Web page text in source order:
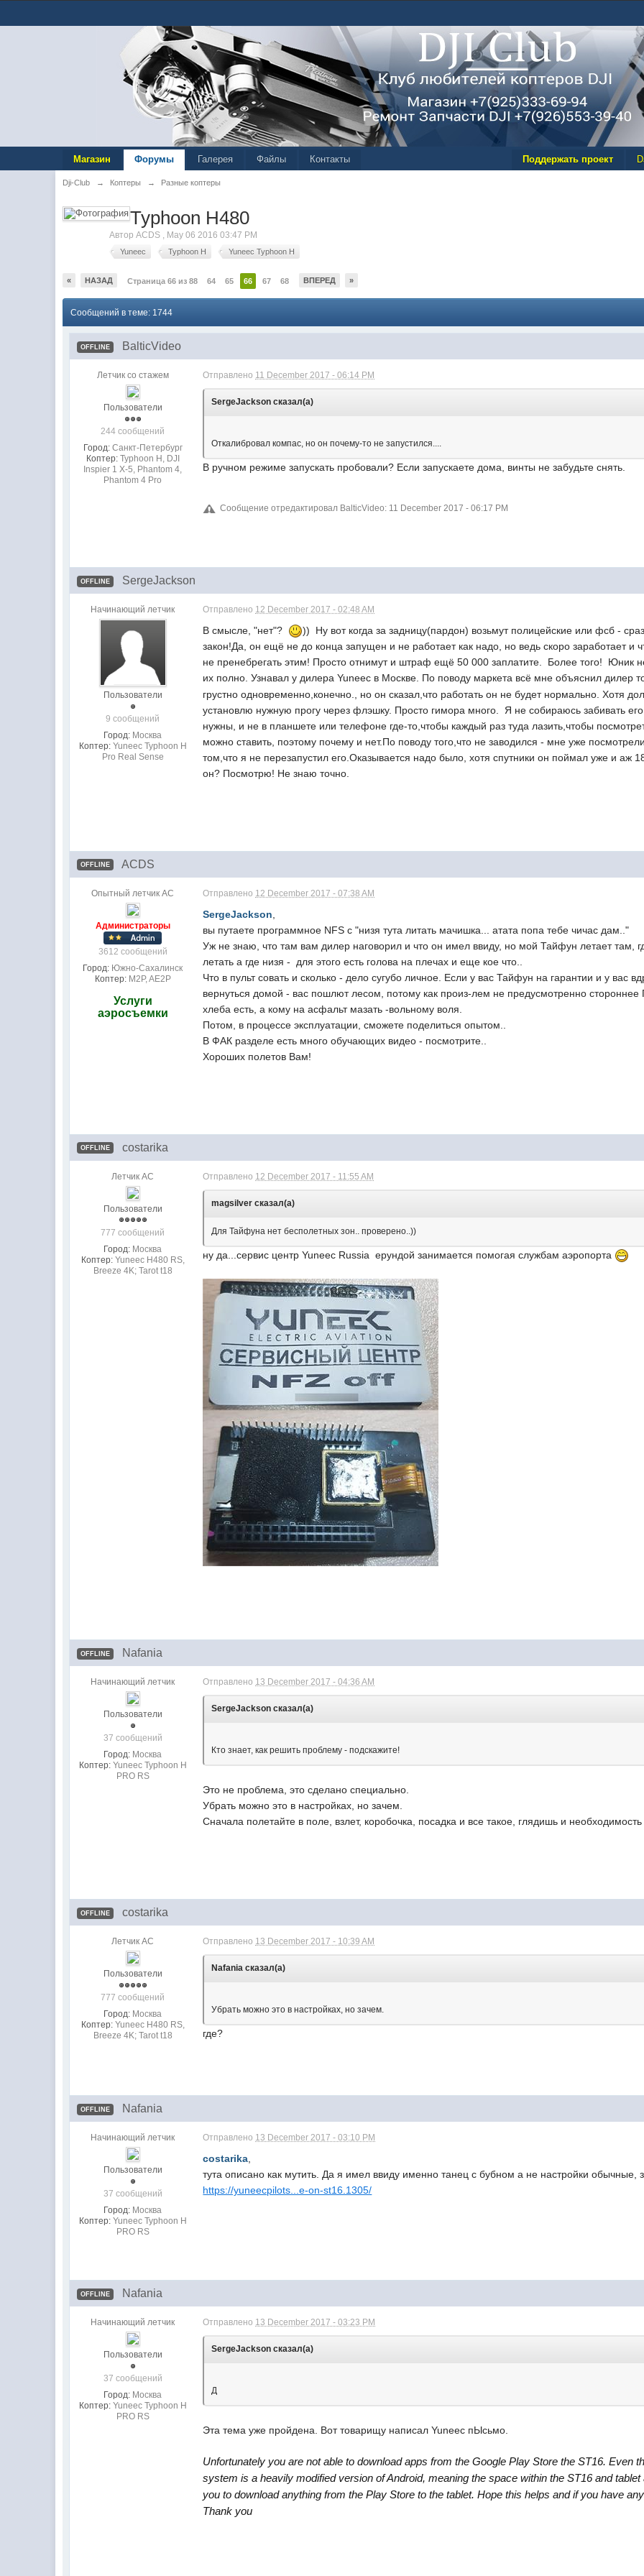
Поддержать проект
Магазин Форумы Галерея Файлы Контакты
Dji-Club → Коптеры → Разные коптеры
Typhoon H480
АвторACDS , May 06 2016 03:47 PM
Yuneec Typhoon H Yuneec Typhoon H
« НАЗАД Страница 66 из 88 64 65 66 67 68 ВПЕРЕД »
Сообщений в теме: 1744
OFFLINE BalticVideo
Летчик со стажем
Пользователи
244 сообщений
Город: Санкт-Петербург
Коптер: Typhoon H, DJI
Inspier 1 Х-5, Phantom 4,
Phantom 4 Pro
Отправлено 11 December 2017 - 06:14 PM
SergeJackson сказал(а)
Откалибровал компас, но он почему-то не запустился....
В ручном режиме запускать пробовали? Если запускаете дома, винты не забудьте снять.
Сообщение отредактировал BalticVideo: 11 December 2017 - 06:17 PM
OFFLINE SergeJackson
Начинающий летчик
Пользователи
9 сообщений
Город: Москва
Коптер: Yuneec Typhoon H
Pro Real Sense
Отправлено 12 December 2017 - 02:48 AM
В смысле, "нет"?
)) Ну вот когда за задницу(пардон) возьмут полицейские или фсб -
закон!Да, он ещё не до конца запущен и не работает как надо, но ведь скоро заработает
не пренебрегать этим! Просто отнимут и штраф ещё 50 000 заплатите. Более того! Юник
их полно. Узнавал у дилера Yuneec в Москве. По поводу маркета всё мне объяснил дилер
грустно одновременно,конечно., но он сказал,что работать он не будет нормально. Хотя
установлю нужную прогу через флэшку. Просто гимора много. Я не собираюсь забивать
нужны, и не в планшете или телефоне где-то,чтобы каждый раз туда лазить,чтобы
можно ставить, поэтому почему и нет.По поводу того,что не заводился - мне уже
том,что я не перезапустил его.Оказывается надо было, хотя спутники он поймал уже и аж
он? Посмотрю! Не знаю точно.
OFFLINE ACDS
Опытный летчик АС
Администраторы
3612 сообщений
Город: Южно-Сахалинск
Коптер: M2P, AE2P
Услуги
аэросъемки
Отправлено 12 December 2017 - 07:38 AM
SergeJackson
вы путаете программное NFS с "низя тута литать мачишка... атата попа тебе чичас дам.."
Уж не знаю, что там вам дилер наговорил и что он имел ввиду, но мой Тайфун летает там,
летать а где низя - для этого есть голова на плечах и еще кое что..
Что в пульт совать и сколько - дело сугубо личное. Если у вас Тайфун на гарантии и у вас
вернуться домой - вас пошлют лесом, потому как произ-лем не предусмотренно
хлеба есть, а кому на асфальт мазать -вольному воля.
Потом, в процессе эксплуатации, сможете поделиться опытом..
В ФАК разделе есть много обучающих видео - посмотрите..
Хороших полетов Вам!
OFFLINE costarika
Летчик АС
Пользователи
777 сообщений
Город: Москва
Коптер: Yuneec H480 RS,
Breeze 4K; Tarot t18
Отправлено 12 December 2017 - 11:55 AM
magsilver сказал(а)
Для Тайфуна нет бесполетных зон.. проверено..))
ну да...сервис центр Yuneec Russia ерундой занимается помогая службам аэропорта
OFFLINE Nafania
Начинающий летчик
Пользователи
37 сообщений
Город: Москва
Коптер: Yuneec Typhoon H
PRO RS
Отправлено 13 December 2017 - 04:36 AM
SergeJackson сказал(а)
Кто знает, как решить проблему - подскажите!
Это не проблема, это сделано специально.
Убрать можно это в настройках, но зачем.
Сначала полетайте в поле, взлет, коробочка, посадка и все такое, глядишь и необходимость
OFFLINE costarika
Летчик АС
Пользователи
777 сообщений
Город: Москва
Коптер: Yuneec H480 RS,
Breeze 4K; Tarot t18
Отправлено 13 December 2017 - 10:39 AM
Nafania сказал(а)
Убрать можно это в настройках, но зачем.
где?
OFFLINE Nafania
Начинающий летчик
Пользователи
37 сообщений
Город: Москва
Коптер: Yuneec Typhoon H
PRO RS
Отправлено 13 December 2017 - 03:10 PM
costarika
тута описано как мутить. Да я имел ввиду именно танец с бубном а не настройки обычные,
https://yuneecpilots...e-on-st16.1305/
OFFLINE Nafania
Начинающий летчик
Пользователи
37 сообщений
Город: Москва
Коптер: Yuneec Typhoon H
PRO RS
Отправлено 13 December 2017 - 03:23 PM
SergeJackson сказал(а)
Д
Эта тема уже пройдена. Вот товарищу написал Yuneec пЫсьмо.
Unfortunately you are not able to download apps from the Google Play Store the ST16. Even
system is a heavily modified version of Android, meaning the space within the ST16 and
you to download anything from the Play Store to the tablet. Hope this helps and if you have
Thank you